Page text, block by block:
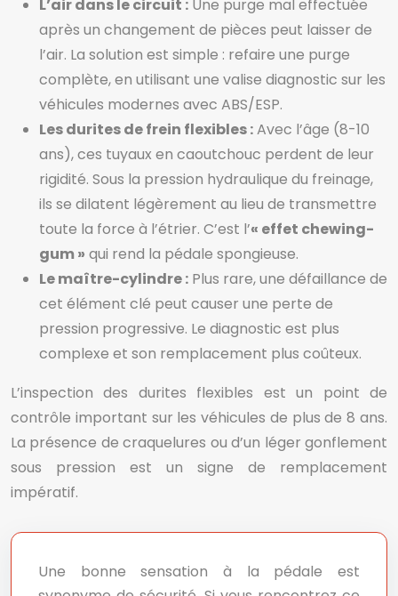
L’air dans le circuit : Une purge mal effectuée
après un changement de pièces peut laisser de
l’air. La solution est simple : refaire une purge
complète, en utilisant une valise diagnostic sur les
véhicules modernes avec ABS/ESP.
Les durites de frein flexibles :Avec l’âge (8-10
ans), ces tuyaux en caoutchouc perdent de leur
rigidité. Sous la pression hydraulique du freinage,
ils se dilatent légèrement au lieu de transmettre
toute la force à l’étrier. C’est l’« effet chewing-
gum » qui rend la pédale spongieuse.
Le maître-cylindre : Plus rare, une défaillance de
cet élément clé peut causer une perte de
pression progressive. Le diagnostic est plus
complexe et son remplacement plus coûteux.
L’inspection des durites flexibles est un point de
contrôle important sur les véhicules de plus de 8 ans.
La présence de craquelures ou d’un léger gonflement
sous pression est un signe de remplacement
impératif.
Une bonne sensation à la pédale est